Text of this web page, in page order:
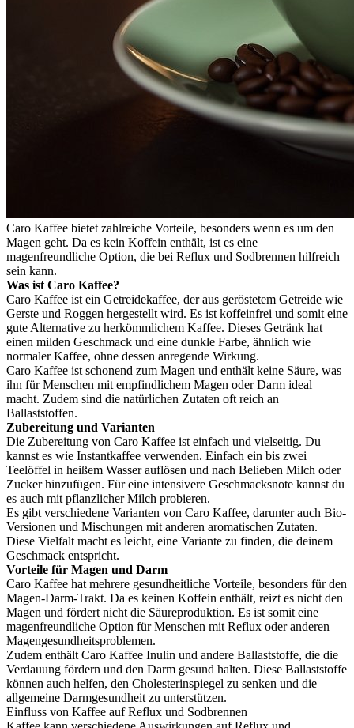
Caro Kaffee bietet zahlreiche Vorteile, besonders wenn es um den
Magen geht. Da es kein Koffein enthält, ist es eine
magenfreundliche Option, die bei Reflux und Sodbrennen hilfreich
sein kann.
Was ist Caro Kaffee?
Caro Kaffee ist ein Getreidekaffee, der aus geröstetem Getreide wie
Gerste und Roggen hergestellt wird. Es ist koffeinfrei und somit eine
gute Alternative zu herkömmlichem Kaffee. Dieses Getränk hat
einen milden Geschmack und eine dunkle Farbe, ähnlich wie
normaler Kaffee, ohne dessen anregende Wirkung.
Caro Kaffee ist schonend zum Magen und enthält keine Säure, was
ihn für Menschen mit empfindlichem Magen oder Darm ideal
macht. Zudem sind die natürlichen Zutaten oft reich an
Ballaststoffen.
Zubereitung und Varianten
Die Zubereitung von Caro Kaffee ist einfach und vielseitig. Du
kannst es wie Instantkaffee verwenden. Einfach ein bis zwei
Teelöffel in heißem Wasser auflösen und nach Belieben Milch oder
Zucker hinzufügen. Für eine intensivere Geschmacksnote kannst du
es auch mit pflanzlicher Milch probieren.
Es gibt verschiedene Varianten von Caro Kaffee, darunter auch Bio-
Versionen und Mischungen mit anderen aromatischen Zutaten.
Diese Vielfalt macht es leicht, eine Variante zu finden, die deinem
Geschmack entspricht.
Vorteile für Magen und Darm
Caro Kaffee hat mehrere gesundheitliche Vorteile, besonders für den
Magen-Darm-Trakt. Da es keinen Koffein enthält, reizt es nicht den
Magen und fördert nicht die Säureproduktion. Es ist somit eine
magenfreundliche Option für Menschen mit Reflux oder anderen
Magengesundheitsproblemen.
Zudem enthält Caro Kaffee Inulin und andere Ballaststoffe, die die
Verdauung fördern und den Darm gesund halten. Diese Ballaststoffe
können auch helfen, den Cholesterinspiegel zu senken und die
allgemeine Darmgesundheit zu unterstützen.
Einfluss von Kaffee auf Reflux und Sodbrennen